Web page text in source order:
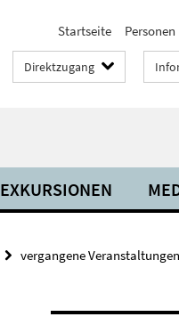
Startseite Personen
Direktzugang
EXKURSIONEN
vergangene